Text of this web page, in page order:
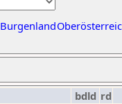
Burgenland
bdld rd